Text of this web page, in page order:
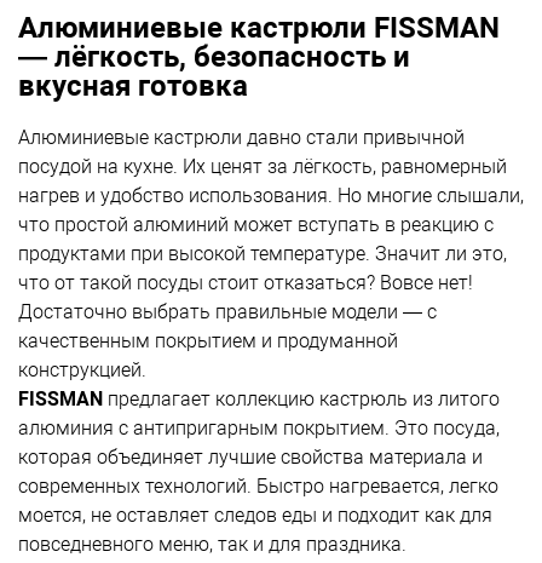
Алюминиевые кастрюли FISSMAN
— лёгкость, безопасность и
вкусная готовка
Алюминиевые кастрюли давно стали привычной
посудой на кухне. Их ценят за лёгкость, равномерный
нагрев и удобство использования. Но многие слышали,
что простой алюминий может вступать в реакцию с
продуктами при высокой температуре. Значит ли это,
что от такой посуды стоит отказаться? Вовсе нет!
Достаточно выбрать правильные модели — с
качественным покрытием и продуманной
конструкцией.
FISSMAN предлагает коллекцию кастрюль из литого
алюминия с антипригарным покрытием. Это посуда,
которая объединяет лучшие свойства материала и
современных технологий. Быстро нагревается, легко
моется, не оставляет следов еды и подходит как для
повседневного меню, так и для праздника.